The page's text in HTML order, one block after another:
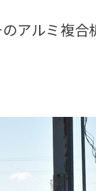
アルミ複